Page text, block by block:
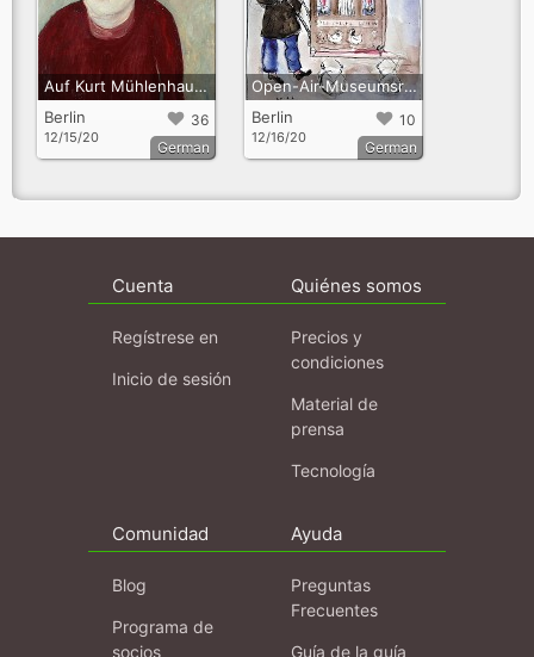
Auf Kurt Mühlenhaupts Spuren durch Kreuzberg
36
Berlin
12/15/20
German
Open-Air-Museumsrundgang des Kurt Mühlenhaupt Museums
10
Berlin
12/16/20
German
Cuenta
Regístrese en
Inicio de sesión
Quiénes somos
Precios y
condiciones
Material de
prensa
Tecnología
Comunidad
Blog
Programa de
socios
Ayuda
Preguntas
Frecuentes
Guía de la guía